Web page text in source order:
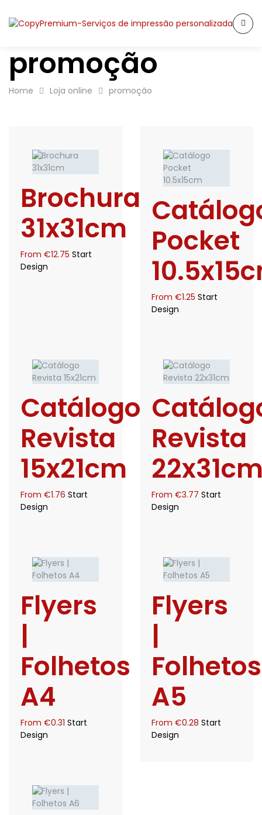
promoção
Home Loja online promoção
Brochura
31x31cm
From €12.75 Start
Design
Pocket
From €1.25 Start
Design
Catálogo
Revista
15x21cm
From €1.76 Start
Design
Revista
From €3.77 Start
Design
Flyers
|
Folhetos
A4
From €0.31 Start
Design
Flyers
|
Folhetos
A5
From €0.28 Start
Design